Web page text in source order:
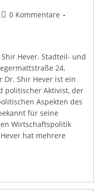
Beitrags-
0 Kommentare
Hever. Stadteil- und
24,
Dr. Shir Hever ist ein
politischer Aktivist, der
Aspekten des
für seine
Wirtschaftspolitik
hat mehrere